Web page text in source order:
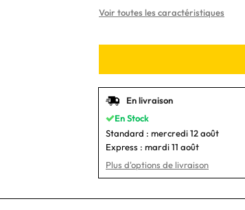
Voir toutes les caractéristiques
En livraison
En Stock
Standard : mercredi 12 août
Express : mardi 11 août
Plus d'options de livraison